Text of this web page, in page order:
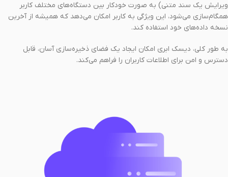
ویرایش یک سند متنی) به صورت خودکار بین دستگاه‌های مختلف کاربر
همگام‌سازی می‌شود، این ویژگی به کاربر امکان می‌دهد که همیشه از آخرین
نسخه داده‌های خود استفاده کند.
به طور کلی، دیسک ابری امکان ایجاد یک فضای ذخیره‌سازی آسان، قابل
دسترس و امن برای اطلاعات کاربران را فراهم می‌کند.